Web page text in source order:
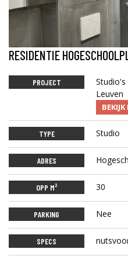
RESIDENTIE
PROJECT
Studio's
Leuven
BEKIJK
TYPE Studio
ADRES
OPP M² 30
PARKING Nee
SPECS